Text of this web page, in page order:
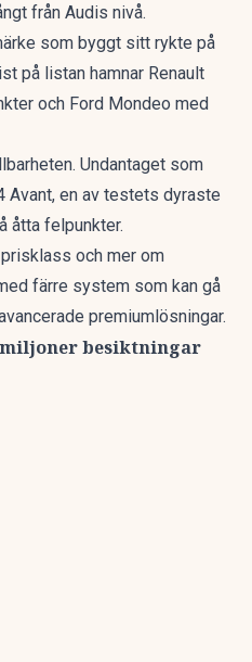
från Audis nivå.
som byggt sitt rykte på
på listan hamnar Renault
och Ford Mondeo med
Undantaget som
Avant, en av testets dyraste
åtta felpunkter.
och mer om
färre system som kan gå
premiumlösningar.
miljoner besiktningar